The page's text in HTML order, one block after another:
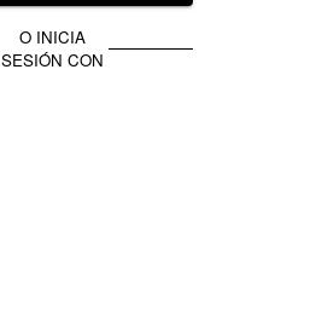
O INICIA
SESIÓN CON